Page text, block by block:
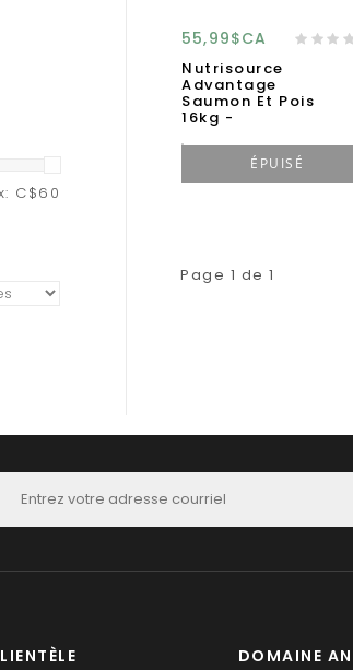
C$60
55,99$CA
Nutrisource
Advantage
Saumon Et Pois
16kg -
ÉPUISÉ
Page 1 de 1
DOMAINE